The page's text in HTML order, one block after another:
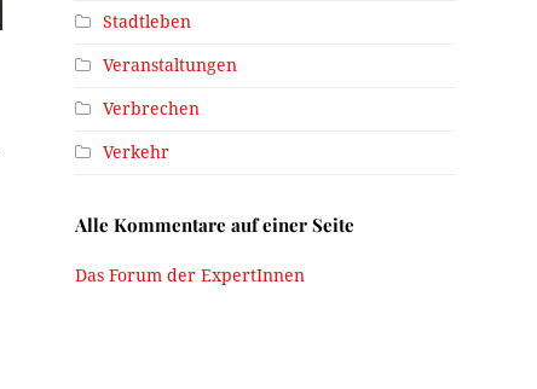
Stadtleben
Veranstaltungen
Verbrechen
Verkehr
Alle Kommentare auf einer Seite
Das Forum der ExpertInnen